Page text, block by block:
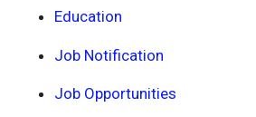
Education
Job Notification
Job Opportunities